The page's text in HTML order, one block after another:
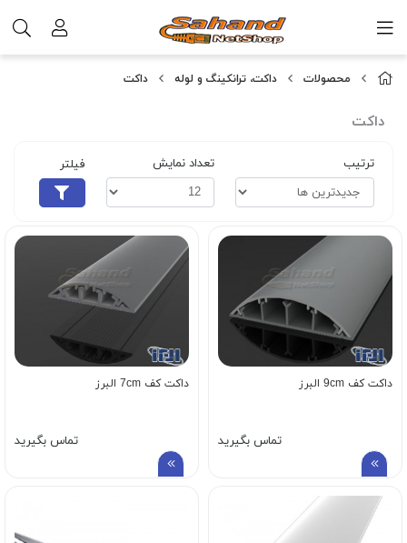
محصولات داکت، ترانکینگ و لوله داکت
داکت
ترتیب تعداد نمایش فیلتر
داکت کف 9cm البرز
تماس بگیرید
داکت کف 7cm البرز
تماس بگیرید